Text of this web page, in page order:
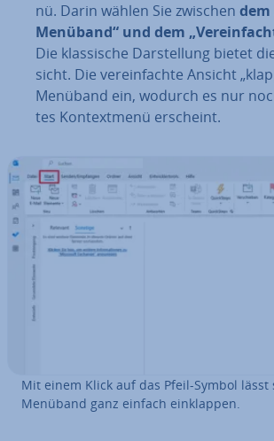
nü. Darin wählen Sie zwischen dem
Menüband“ und dem
Die klas­si­sche Dar­stel­lung bietet
sicht. Die ver­ein­fach­te Ansicht
Menüband ein, wodurch es nur
tes Kon­text­me­nü erscheint.
Mit einem Klick auf das Pfeil-Symbol lässt
Menüband ganz einfach ein­klap­pen.